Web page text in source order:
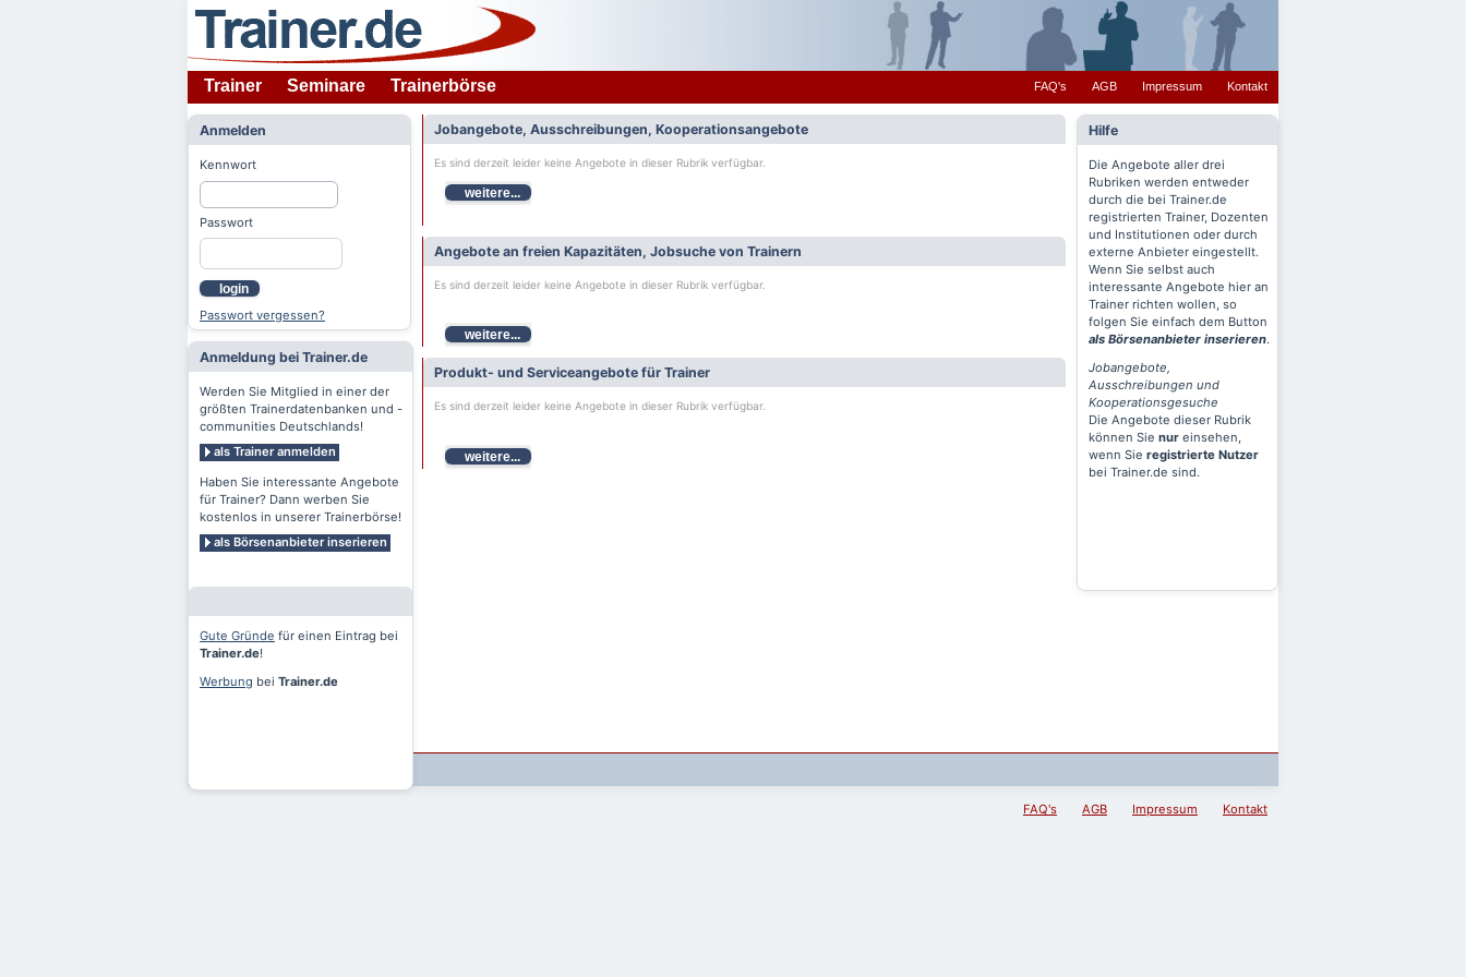
Trainer Seminare Trainerbörse FAQ's AGB Impressum Kontakt
Anmelden
Kennwort
Passwort
login
Passwort vergessen?
Anmeldung bei Trainer.de
Werden Sie Mitglied in einer der
größten Trainerdatenbanken und -
communities Deutschlands!
als Trainer anmelden
Haben Sie interessante Angebote
für Trainer? Dann werben Sie
kostenlos in unserer Trainerbörse!
als Börsenanbieter inserieren
Gute Gründe für einen Eintrag bei
Trainer.de!
Werbung bei Trainer.de
Hilfe
Die Angebote aller drei
Rubriken werden entweder
durch die bei Trainer.de
registrierten Trainer, Dozenten
und Institutionen oder durch
externe Anbieter eingestellt.
Wenn Sie selbst auch
interessante Angebote hier an
Trainer richten wollen, so
folgen Sie einfach dem Button
als Börsenanbieter inserieren.
Jobangebote,
Ausschreibungen und
Kooperationsgesuche
Die Angebote dieser Rubrik
können Sie nur einsehen,
wenn Sie registrierte Nutzer
bei Trainer.de sind.
Jobangebote, Ausschreibungen, Kooperationsangebote
Es sind derzeit leider keine Angebote in dieser Rubrik verfügbar.
weitere...
Angebote an freien Kapazitäten, Jobsuche von Trainern
Es sind derzeit leider keine Angebote in dieser Rubrik verfügbar.
weitere...
Produkt- und Serviceangebote für Trainer
Es sind derzeit leider keine Angebote in dieser Rubrik verfügbar.
weitere...
FAQ's AGB Impressum Kontakt